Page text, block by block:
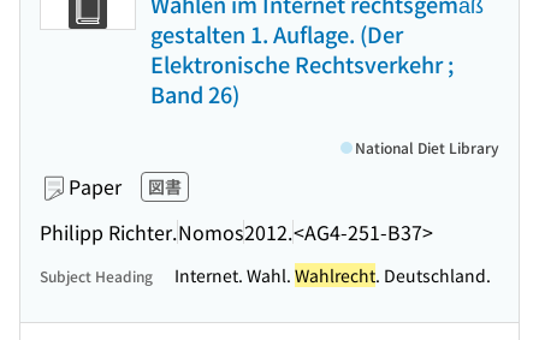
gestalten 1. Auflage. (Der
Elektronische Rechtsverkehr ;
Band 26)
Paper 図書
Philipp Richter.Nomos2012.<AG4-251-B37>
National Diet Library
Subject Heading Internet. Wahl. Wahlrecht. Deutschland.